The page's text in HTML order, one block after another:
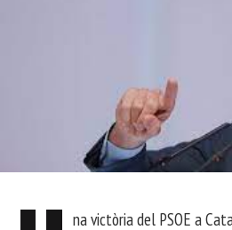
na victòria del PSOE a